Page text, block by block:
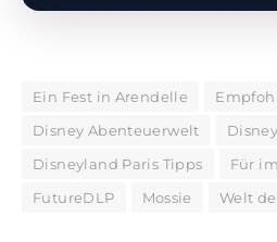
Ein Fest in Arendelle
Disney Abenteuerwelt
Disneyland Paris Tipps
Für
FutureDLP
Mossie Welt